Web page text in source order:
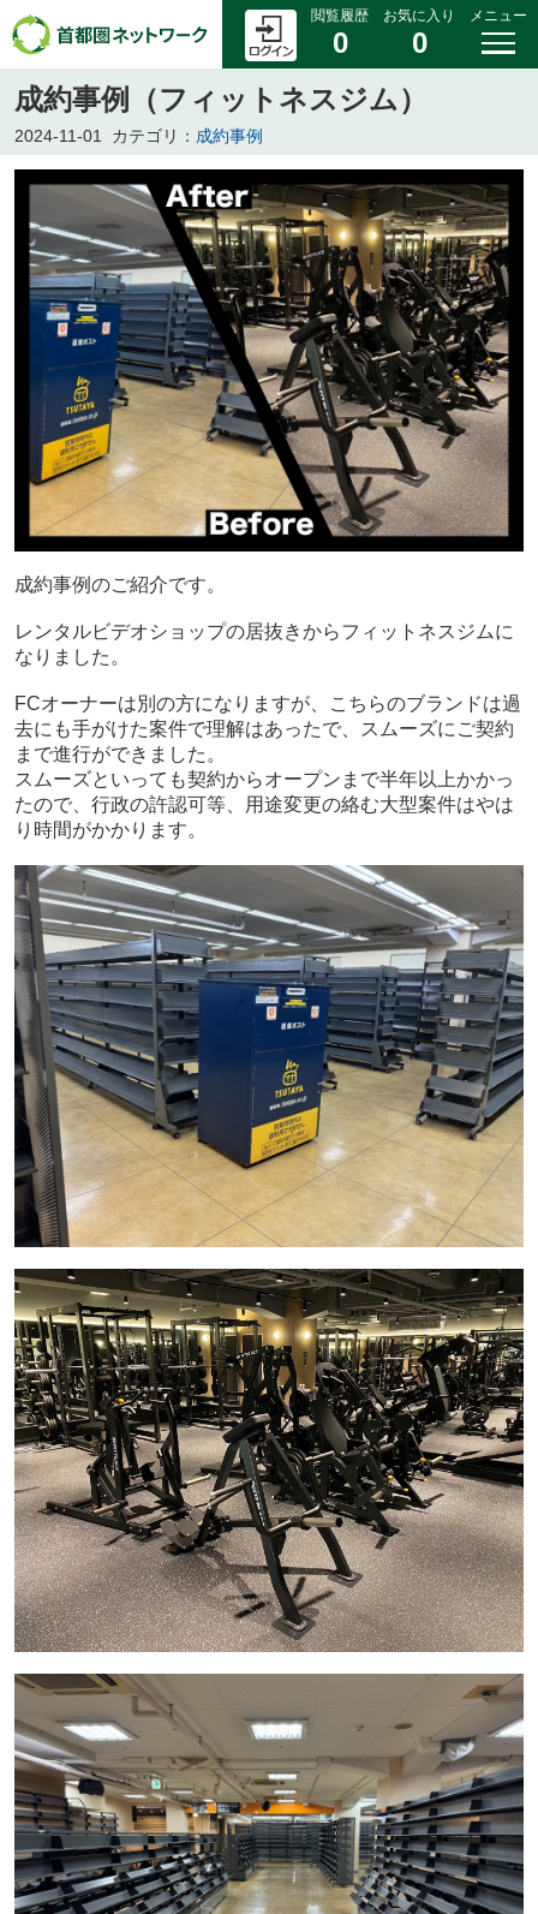
閲覧履歴
0
お気に入り
0
メニュー
成約事例（フィットネスジム）
2024-11-01 カテゴリ： 成約事例
成約事例のご紹介です。
レンタルビデオショップの居抜きからフィットネスジムに
なりました。
FCオーナーは別の方になりますが、こちらのブランドは過
去にも手がけた案件で理解はあったで、スムーズにご契約
まで進行ができました。
スムーズといっても契約からオープンまで半年以上かかっ
たので、行政の許認可等、用途変更の絡む大型案件はやは
り時間がかかります。